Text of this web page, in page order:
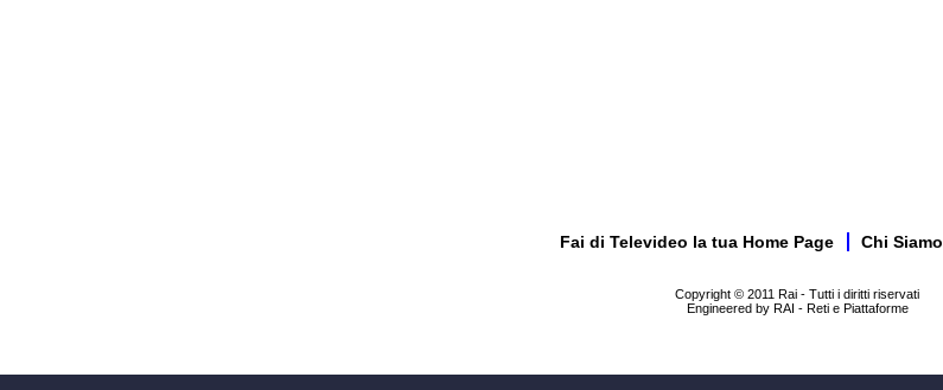
Fai di Televideo la tua Home Page Chi Siamo
Copyright © 2011 Rai - Tutti i diritti riservati
Engineered by RAI - Reti e Piattaforme